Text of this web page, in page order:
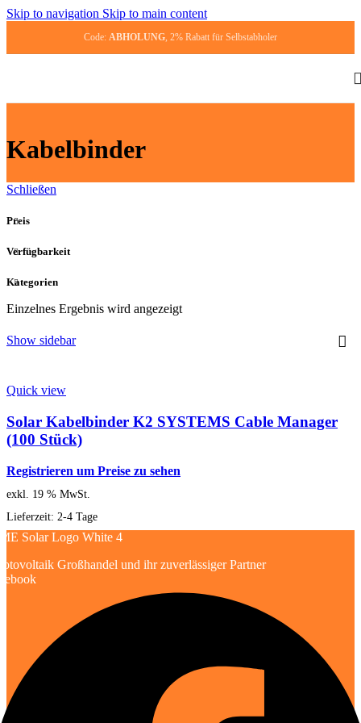
Skip to navigation Skip to main content
Code: ABHOLUNG, 2% Rabatt für Selbst­ab­ho­ler
Kabelbinder
Schließen
Preis
Verfügbarkeit
Kategorien
Einzelnes Ergebnis wird angezeigt
Show sidebar
Quick view
Solar Kabelbinder K2 SYSTEMS Cable Manager
(100 Stück)
Registrieren um Preise zu sehen
exkl. 19 % MwSt.
Lieferzeit: 2-4 Tage
Großhandel und ihr zuverlässiger Partner